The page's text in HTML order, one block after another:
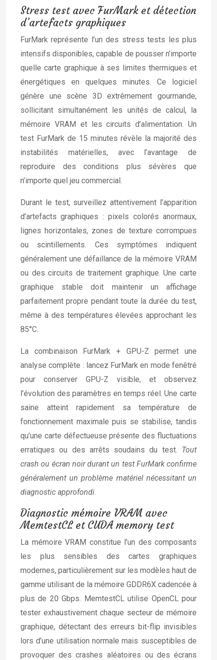
Stress test avec FurMark et détection
d’artefacts graphiques
FurMark représente l’un des stress tests les plus
intensifs disponibles, capable de pousser n’importe
quelle carte graphique à ses limites thermiques et
énergétiques en quelques minutes. Ce logiciel
génère une scène 3D extrêmement gourmande,
sollicitant simultanément les unités de calcul, la
mémoire VRAM et les circuits d’alimentation. Un
test FurMark de 15 minutes révèle la majorité des
instabilités matérielles, avec l’avantage de
reproduire des conditions plus sévères que
n’importe quel jeu commercial.
Durant le test, surveillez attentivement l’apparition
d’artefacts graphiques : pixels colorés anormaux,
lignes horizontales, zones de texture corrompues
ou scintillements. Ces symptômes indiquent
généralement une défaillance de la mémoire VRAM
ou des circuits de traitement graphique. Une carte
graphique stable doit maintenir un affichage
parfaitement propre pendant toute la durée du test,
même à des températures élevées approchant les
85°C.
La combinaison FurMark + GPU-Z permet une
analyse complète : lancez FurMark en mode fenêtré
pour conserver GPU-Z visible, et observez
l’évolution des paramètres en temps réel. Une carte
saine atteint rapidement sa température de
fonctionnement maximale puis se stabilise, tandis
qu’une carte défectueuse présente des fluctuations
erratiques ou des arrêts soudains du test. Tout
crash ou écran noir durant un test FurMark confirme
généralement un problème matériel nécessitant un
diagnostic approfondi.
Diagnostic mémoire VRAM avec
MemtestCL et CUDA memory test
La mémoire VRAM constitue l’un des composants
les plus sensibles des cartes graphiques
modernes, particulièrement sur les modèles haut de
gamme utilisant de la mémoire GDDR6X cadencée à
plus de 20 Gbps. MemtestCL utilise OpenCL pour
tester exhaustivement chaque secteur de mémoire
graphique, détectant des erreurs bit-flip invisibles
lors d’une utilisation normale mais susceptibles de
provoquer des crashes aléatoires ou des écrans